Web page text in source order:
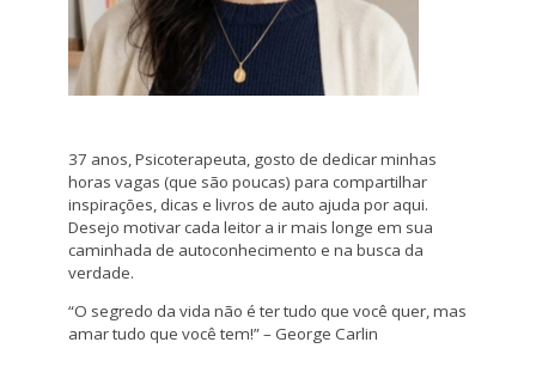
37 anos, Psicoterapeuta, gosto de dedicar minhas
horas vagas (que são poucas) para compartilhar
inspirações, dicas e livros de auto ajuda por aqui.
Desejo motivar cada leitor a ir mais longe em sua
caminhada de autoconhecimento e na busca da
verdade.
“O segredo da vida não é ter tudo que você quer, mas
amar tudo que você tem!” – George Carlin